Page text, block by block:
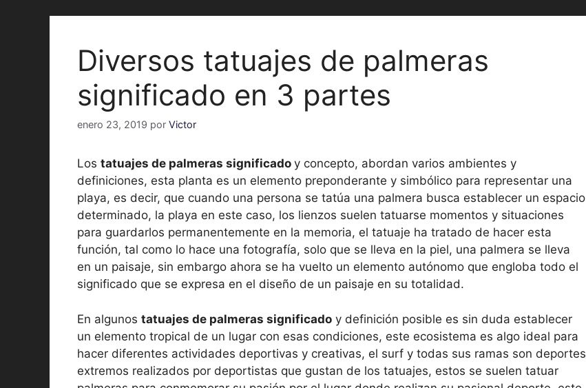
Diversos tatuajes de palmeras
significado en 3 partes
enero 23, 2019 por Victor
Los tatuajes de palmeras significado y concepto, abordan varios ambientes y
definiciones, esta planta es un elemento preponderante y simbólico para representar una
playa, es decir, que cuando una persona se tatúa una palmera busca establecer un espacio
determinado, la playa en este caso, los lienzos suelen tatuarse momentos y situaciones
para guardarlos permanentemente en la memoria, el tatuaje ha tratado de hacer esta
función, tal como lo hace una fotografía, solo que se lleva en la piel, una palmera se lleva
en un paisaje, sin embargo ahora se ha vuelto un elemento autónomo que engloba todo el
significado que se expresa en el diseño de un paisaje en su totalidad.
En algunos tatuajes de palmeras significado y definición posible es sin duda establecer
un elemento tropical de un lugar con esas condiciones, este ecosistema es algo ideal para
hacer diferentes actividades deportivas y creativas, el surf y todas sus ramas son deportes
extremos realizados por deportistas que gustan de los tatuajes, estos se suelen tatuar